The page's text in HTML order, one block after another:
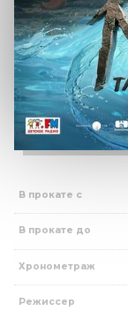
В прокате с
В прокате до
Хронометраж
Режиссер